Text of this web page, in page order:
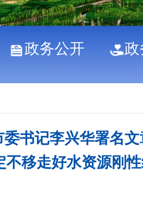
政务公开 政
委书记李兴华署名
不移走好水资源刚